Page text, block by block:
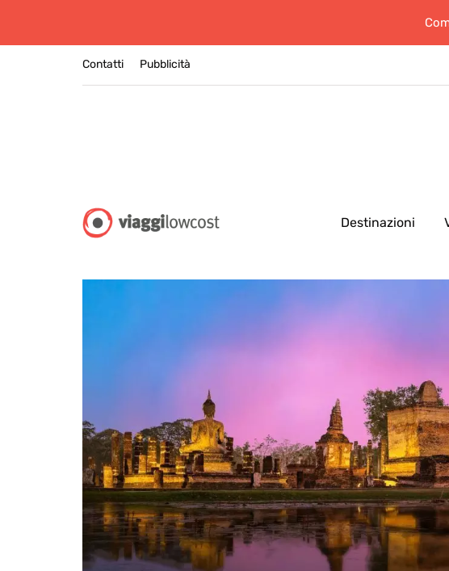
Contatti Pubblicità
Destinazioni